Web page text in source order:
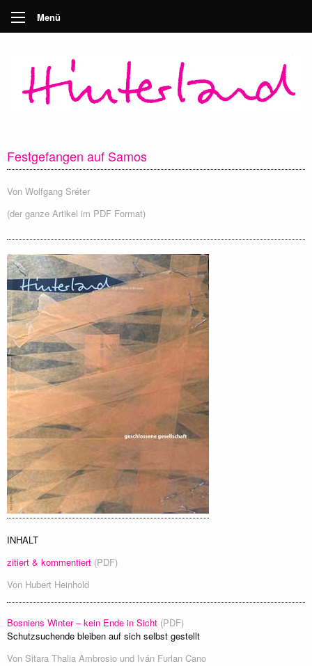
Menü
Festgefangen auf Samos
Von Wolfgang Sréter
(der ganze Artikel im PDF Format)
INHALT
zitiert & kommentiert (PDF)
Von Hubert Heinhold
Bosniens Winter – kein Ende in Sicht (PDF)
Schutzsuchende bleiben auf sich selbst gestellt
Von Sitara Thalia Ambrosio und Iván Furlan Cano